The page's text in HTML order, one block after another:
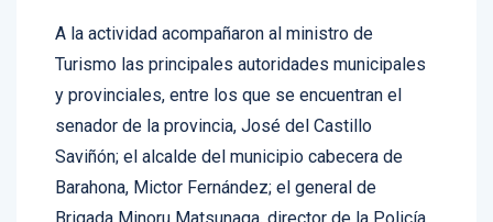
A la actividad acompañaron al ministro de
Turismo las principales autoridades municipales
y provinciales, entre los que se encuentran el
senador de la provincia, José del Castillo
Saviñón; el alcalde del municipio cabecera de
Barahona, Mictor Fernández; el general de